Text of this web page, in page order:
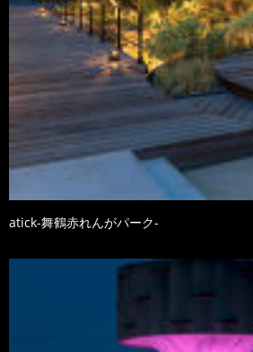
atick-舞鶴赤れんがパーク-